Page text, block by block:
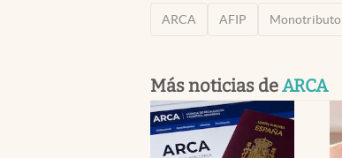
ARCA AFIP Monotributo
Más noticias deARCA